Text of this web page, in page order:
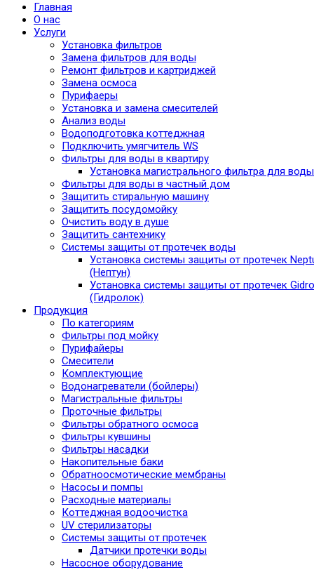
Главная
О нас
Услуги
Установка фильтров
Замена фильтров для воды
Ремонт фильтров и картриджей
Замена осмоса
Пурифаеры
Установка и замена смесителей
Анализ воды
Водоподготовка коттеджная
Подключить умягчитель WS
Фильтры для воды в квартиру
Установка магистрального фильтра для воды
Фильтры для воды в частный дом
Защитить стиральную машину
Защитить посудомойку
Очистить воду в душе
Защитить сантехнику
Системы защиты от протечек воды
Установка системы защиты от протечек
(Нептун)
Установка системы защиты от протечек
(Гидролок)
Продукция
По категориям
Фильтры под мойку
Пурифайеры
Смесители
Комплектующие
Водонагреватели (бойлеры)
Магистральные фильтры
Проточные фильтры
Фильтры обратного осмоса
Фильтры кувшины
Фильтры насадки
Накопительные баки
Обратноосмотические мембраны
Насосы и помпы
Расходные материалы
Коттеджная водоочистка
UV стерилизаторы
Системы защиты от протечек
Датчики протечки воды
Насосное оборудование